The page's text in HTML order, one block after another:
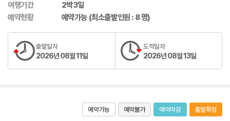
여행기간
2박3일
예약현황
예약가능 (최소출발인원 : 8 명)
출발일자
2026년 08월 11일
도착일자
2026년 08월 13일
출발확정
예약마감
예약불가
예약가능